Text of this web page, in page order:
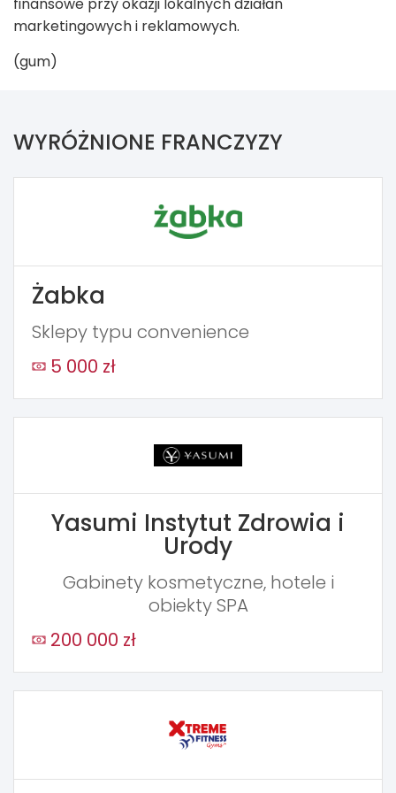
marketingowych i reklamowych.
(gum)
WYRÓŻNIONE FRANCZYZY
Żabka
Sklepy typu convenience
5 000 zł
Yasumi Instytut Zdrowia i
Urody
Gabinety kosmetyczne, hotele i
obiekty SPA
200 000 zł